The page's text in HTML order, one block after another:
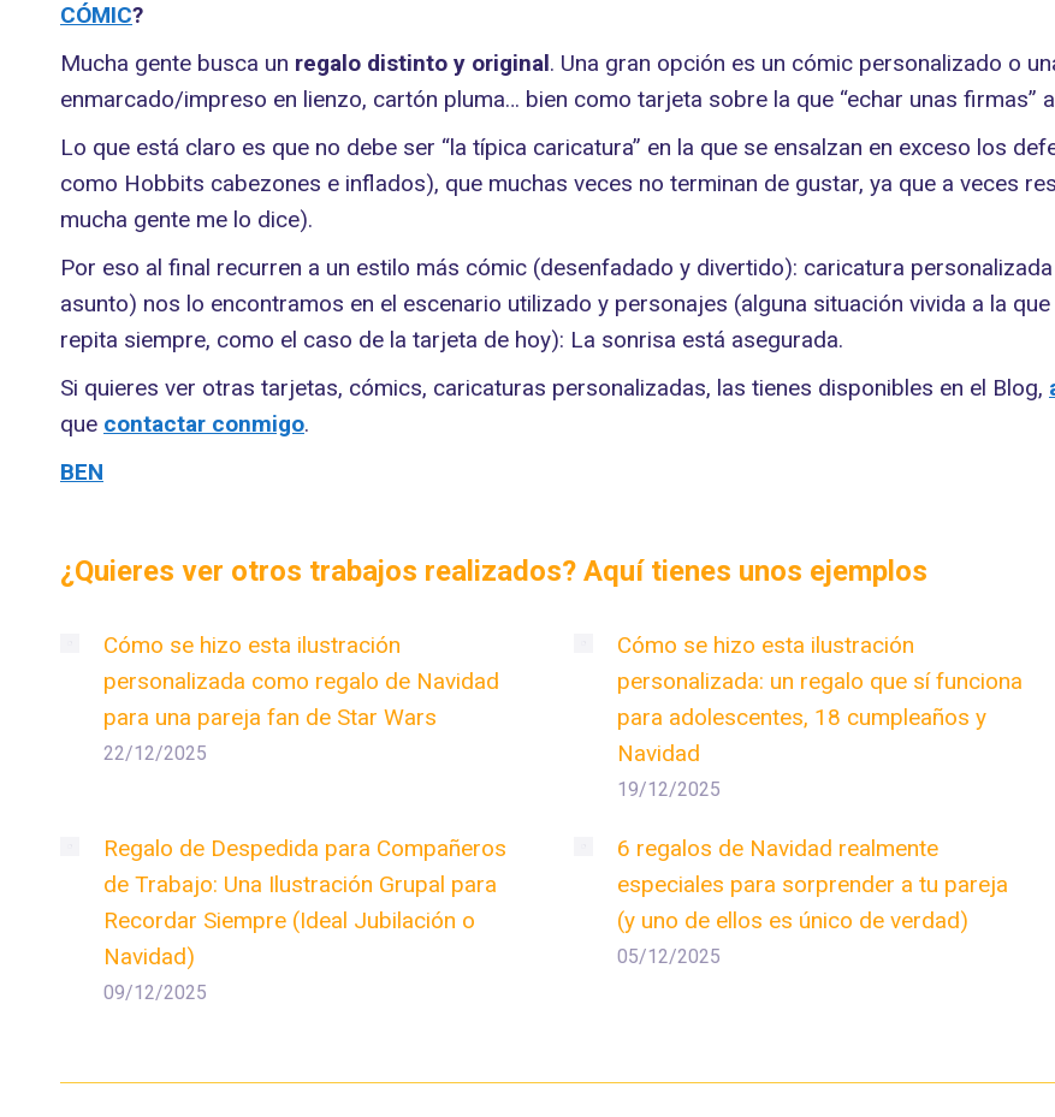
CÓMIC?
Mucha gente busca un regalo distinto y original. Una gran opción es un cómic personalizado o
enmarcado/impreso en lienzo, cartón pluma… bien como tarjeta sobre la que “echar unas firmas”
Lo que está claro es que no debe ser “la típica caricatura” en la que se ensalzan en exceso los
como Hobbits cabezones e inflados), que muchas veces no terminan de gustar, ya que a veces
mucha gente me lo dice).
Por eso al final recurren a un estilo más cómic (desenfadado y divertido): caricatura
asunto) nos lo encontramos en el escenario utilizado y personajes (alguna situación vivida a la
repita siempre, como el caso de la tarjeta de hoy): La sonrisa está asegurada.
Si quieres ver otras tarjetas, cómics, caricaturas personalizadas, las tienes disponibles en el Blog,
que contactar conmigo.
BEN
¿Quieres ver otros trabajos realizados? Aquí tienes unos ejemplos
Cómo se hizo esta ilustración
personalizada como regalo de Navidad
para una pareja fan de Star Wars
22/12/2025
Cómo se hizo esta ilustración
personalizada: un regalo que sí funciona
para adolescentes, 18 cumpleaños y
Navidad
19/12/2025
Regalo de Despedida para Compañeros
de Trabajo: Una Ilustración Grupal para
Recordar Siempre (Ideal Jubilación o
Navidad)
09/12/2025
6 regalos de Navidad realmente
especiales para sorprender a tu pareja
(y uno de ellos es único de verdad)
05/12/2025